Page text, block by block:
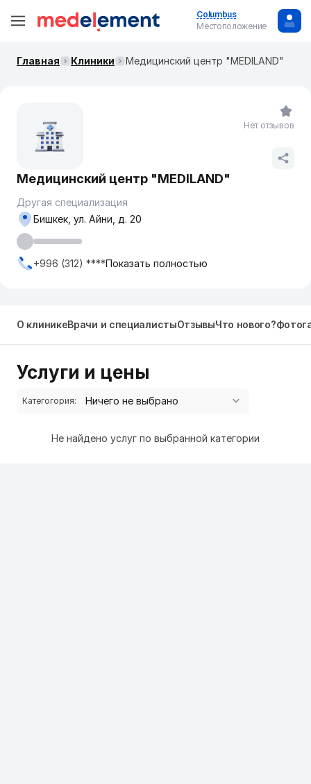
Columbus
Местоположение
Главная Клиники Медицинский центр "MEDILAND"
Медицинский центр "MEDILAND"
Другая специализация
Бишкек, ул. Айни, д. 20
+996 (312) ****Показать полностью
Нет отзывов
О клиникеВрачи и специалистыОтзывыЧто нового?
Услуги и цены
Категогория:
Не найдено услуг по выбранной категории